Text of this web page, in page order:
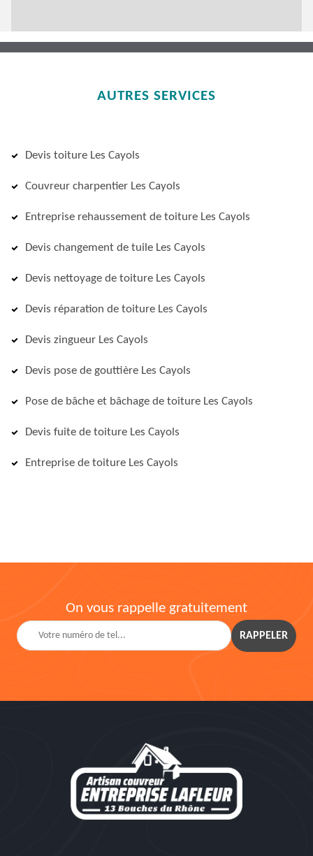
AUTRES SERVICES
Devis toiture Les Cayols
Couvreur charpentier Les Cayols
Entreprise rehaussement de toiture Les Cayols
Devis changement de tuile Les Cayols
Devis nettoyage de toiture Les Cayols
Devis réparation de toiture Les Cayols
Devis zingueur Les Cayols
Devis pose de gouttière Les Cayols
Pose de bâche et bâchage de toiture Les Cayols
Devis fuite de toiture Les Cayols
Entreprise de toiture Les Cayols
On vous rappelle gratuitement